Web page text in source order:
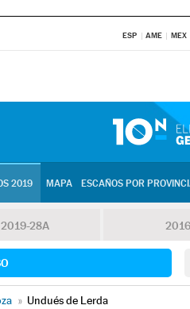
ESP AME MEX
2019 MAPA ESCAÑOS POR
2019-28A 2016
» Undués de Lerda